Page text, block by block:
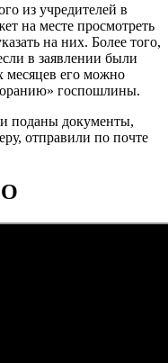
из учредителей в
на месте просмотреть
на них. Более того,
в заявлении были
месяцев его можно
госпошлины.
поданы документы,
отправили по почте